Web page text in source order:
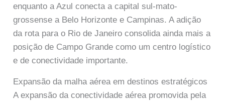
enquanto a Azul conecta a capital sul-mato-
grossense a Belo Horizonte e Campinas. A adição
da rota para o Rio de Janeiro consolida ainda mais a
posição de Campo Grande como um centro logístico
e de conectividade importante.
Expansão da malha aérea em destinos estratégicos
A expansão da conectividade aérea promovida pela